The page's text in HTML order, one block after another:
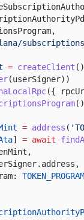
= createClient ()
(userSigner))
({
= address (
] = await